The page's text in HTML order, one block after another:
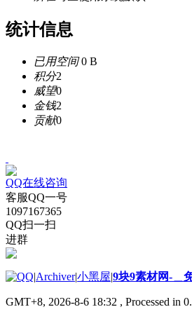
统计信息
已用空间0 B
积分2
威望0
金钱2
贡献0
QQ在线咨询
客服QQ一号
1097167365
QQ扫一扫
进群
|Archiver|小黑屋|9块9素材网-＿
GMT+8, 2026-8-6 18:32 , Processed in